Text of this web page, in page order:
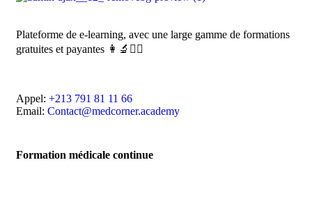
Plateforme de e-learning, avec une large gamme de formations
gratuites et payantes 👩‍🔬👨‍⚕️
Appel: +213 791 81 11 66
Email: Contact@medcorner.academy
Formation médicale continue